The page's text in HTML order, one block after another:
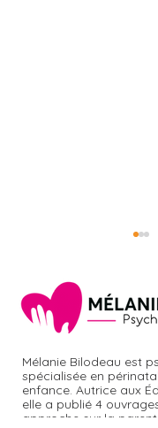
Les bienfaits
risqué chez
Mélanie Bilodeau est
spécialisée en
enfance. Autrice aux
elle a publié 4
approche sur la